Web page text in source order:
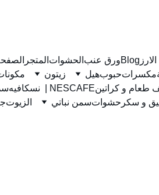
المتجر الحشوات ورق عنبBlog الارز
زيتون هيلحبوبمكسرات
نسكافيه  | NESCAFEطعام و كراتين
الزيوت سمن نباتيحشوات و سكر